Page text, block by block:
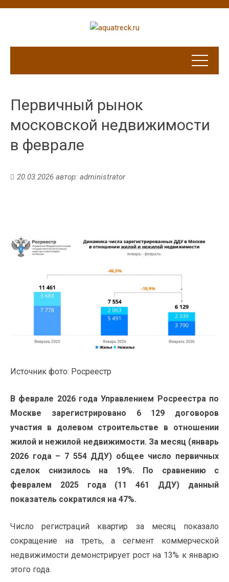
Первичный рынок
московской недвижимости
в феврале
20.03.2026 автор: administrator
Источник фото: Росреестр
В феврале 2026 года Управлением Росреестра по
Москве зарегистрировано 6 129 договоров
участия в долевом строительстве в отношении
жилой и нежилой недвижимости. За месяц (январь
2026 года – 7 554 ДДУ) общее число первичных
сделок снизилось на 19%. По сравнению с
февралем 2025 года (11 461 ДДУ) данный
показатель сократился на 47%.
Число регистраций квартир за месяц показало
сокращение на треть, а сегмент коммерческой
недвижимости демонстрирует рост на 13% к январю
этого года.